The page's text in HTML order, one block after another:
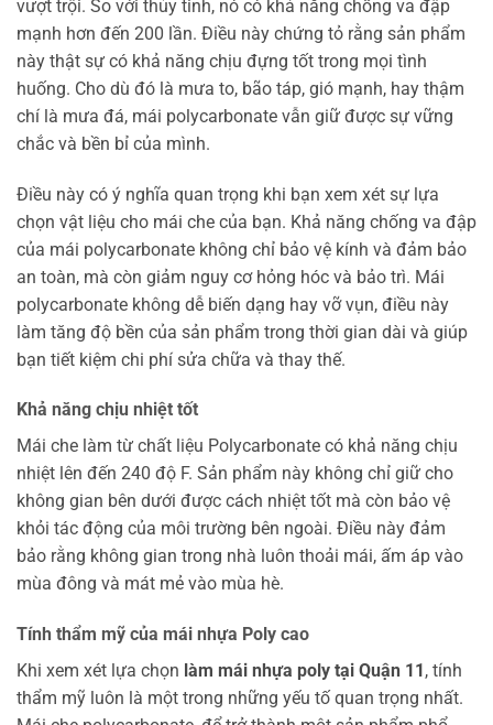
vượt trội. So với thủy tinh, nó có khả năng chống va đập
mạnh hơn đến 200 lần. Điều này chứng tỏ rằng sản phẩm
này thật sự có khả năng chịu đựng tốt trong mọi tình
huống. Cho dù đó là mưa to, bão táp, gió mạnh, hay thậm
chí là mưa đá, mái polycarbonate vẫn giữ được sự vững
chắc và bền bỉ của mình.
Điều này có ý nghĩa quan trọng khi bạn xem xét sự lựa
chọn vật liệu cho mái che của bạn. Khả năng chống va đập
của mái polycarbonate không chỉ bảo vệ kính và đảm bảo
an toàn, mà còn giảm nguy cơ hỏng hóc và bảo trì. Mái
polycarbonate không dễ biến dạng hay vỡ vụn, điều này
làm tăng độ bền của sản phẩm trong thời gian dài và giúp
bạn tiết kiệm chi phí sửa chữa và thay thế.
Khả năng chịu nhiệt tốt
Mái che làm từ chất liệu Polycarbonate có khả năng chịu
nhiệt lên đến 240 độ F. Sản phẩm này không chỉ giữ cho
không gian bên dưới được cách nhiệt tốt mà còn bảo vệ
khỏi tác động của môi trường bên ngoài. Điều này đảm
bảo rằng không gian trong nhà luôn thoải mái, ấm áp vào
mùa đông và mát mẻ vào mùa hè.
Tính thẩm mỹ của mái nhựa Poly cao
Khi xem xét lựa chọn làm mái nhựa poly tại Quận 11, tính
thẩm mỹ luôn là một trong những yếu tố quan trọng nhất.